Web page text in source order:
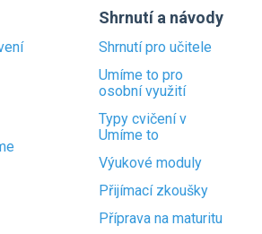
Shrnutí a návody
Shrnutí pro učitele
Umíme to pro
osobní využití
Typy cvičení v
Umíme to
Výukové moduly
Přijímací zkoušky
Příprava na maturitu